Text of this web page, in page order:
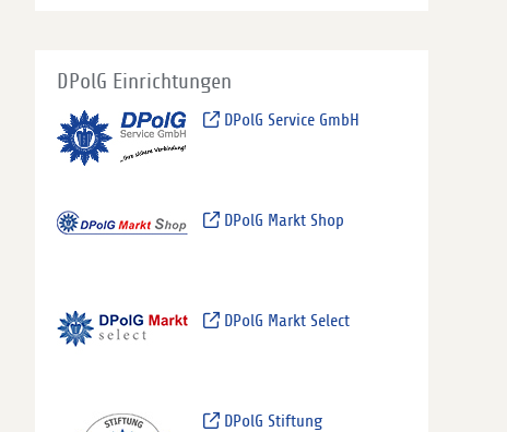
DPolG Einrichtungen
DPolG Service GmbH
DPolG Markt Shop
DPolG Markt Select
DPolG Stiftung